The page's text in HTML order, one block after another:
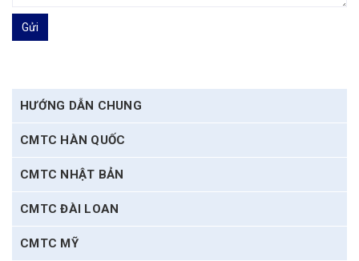
Gửi
HƯỚNG DẪN CHUNG
CMTC HÀN QUỐC
CMTC NHẬT BẢN
CMTC ĐÀI LOAN
CMTC MỸ